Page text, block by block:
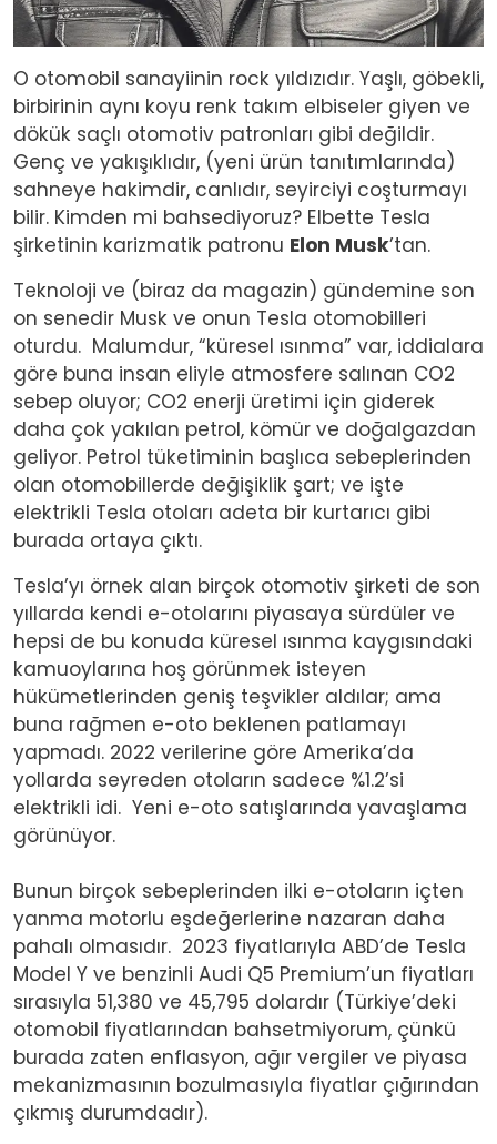
O otomobil sanayiinin rock yıldızıdır. Yaşlı, göbekli,
birbirinin aynı koyu renk takım elbiseler giyen ve
dökük saçlı otomotiv patronları gibi değildir.
Genç ve yakışıklıdır, (yeni ürün tanıtımlarında)
sahneye hakimdir, canlıdır, seyirciyi coşturmayı
bilir. Kimden mi bahsediyoruz? Elbette Tesla
şirketinin karizmatik patronu Elon Musk’tan.
Teknoloji ve (biraz da magazin) gündemine son
on senedir Musk ve onun Tesla otomobilleri
oturdu. Malumdur, “küresel ısınma” var, iddialara
göre buna insan eliyle atmosfere salınan CO2
sebep oluyor; CO2 enerji üretimi için giderek
daha çok yakılan petrol, kömür ve doğalgazdan
geliyor. Petrol tüketiminin başlıca sebeplerinden
olan otomobillerde değişiklik şart; ve işte
elektrikli Tesla otoları adeta bir kurtarıcı gibi
burada ortaya çıktı.
Tesla’yı örnek alan birçok otomotiv şirketi de son
yıllarda kendi e-otolarını piyasaya sürdüler ve
hepsi de bu konuda küresel ısınma kaygısındaki
kamuoylarına hoş görünmek isteyen
hükümetlerinden geniş teşvikler aldılar; ama
buna rağmen e-oto beklenen patlamayı
yapmadı. 2022 verilerine göre Amerika’da
yollarda seyreden otoların sadece %1.2’si
elektrikli idi. Yeni e-oto satışlarında yavaşlama
görünüyor.
Bunun birçok sebeplerinden ilki e-otoların içten
yanma motorlu eşdeğerlerine nazaran daha
pahalı olmasıdır. 2023 fiyatlarıyla ABD’de Tesla
Model Y ve benzinli Audi Q5 Premium’un fiyatları
sırasıyla 51,380 ve 45,795 dolardır (Türkiye’deki
otomobil fiyatlarından bahsetmiyorum, çünkü
burada zaten enflasyon, ağır vergiler ve piyasa
mekanizmasının bozulmasıyla fiyatlar çığırından
çıkmış durumdadır).